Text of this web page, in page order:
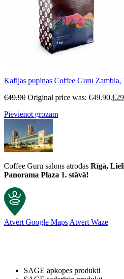
Kafijas pupiņas Coffee Guru Zambia,
€49.90 Original price was: €49.90.€
Pievienot grozam
Coffee Guru salons atrodas Rīgā,
Panorama Plaza 1. stāvā!
Atvērt Google Maps Atvērt Waze
SAGE apkopes produkti